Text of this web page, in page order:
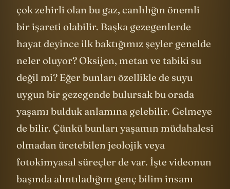
çok zehirli olan bu gaz, canlılığın önemli
bir işareti olabilir. Başka gezegenlerde
hayat deyince ilk baktığımız şeyler genelde
neler oluyor? Oksijen, metan ve tabiki su
değil mi? Eğer bunları özellikle de suyu
uygun bir gezegende bulursak bu orada
yaşamı bulduk anlamına gelebilir. Gelmeye
de bilir. Çünkü bunları yaşamın müdahalesi
olmadan üretebilen jeolojik veya
fotokimyasal süreçler de var. İşte videonun
başında alıntıladığım genç bilim insanı